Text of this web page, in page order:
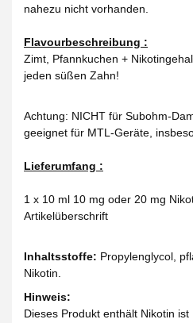
nahezu nicht vorhanden.
Flavourbeschreibung :
Zimt, Pfannkuchen +
jeden süßen Zahn!
Achtung: NICHT für Subohm-
geeignet für MTL-Geräte,
Lieferumfang :
1 x 10 ml 10 mg oder 20 mg
Artikelüberschrift
Inhaltsstoffe: Propylenglycol,
Nikotin.
Hinweis:
Dieses Produkt enthält Nikotin